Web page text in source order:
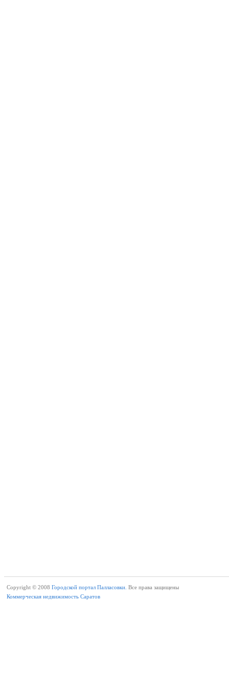
Copyright © 2008 Городской портал Палласовки. Все права защищены
Коммерческая недвижимость Саратов